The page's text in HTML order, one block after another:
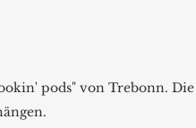
pods" von Trebonn. Die